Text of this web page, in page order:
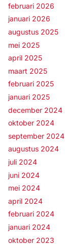
februari 2026
januari 2026
augustus 2025
mei 2025
april 2025
maart 2025
februari 2025
januari 2025
december 2024
oktober 2024
september 2024
augustus 2024
juli 2024
juni 2024
mei 2024
april 2024
februari 2024
januari 2024
oktober 2023